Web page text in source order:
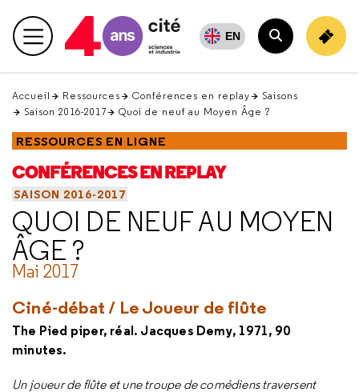
en
haut Menu principal EN
Rechercher
Accueil Ressources Conférences en replay
Saisons
Saison 2016-2017
Quoi de neuf au Moyen Âge ?
RESSOURCES EN LIGNE
CONFÉRENCES EN REPLAY
SAISON 2016-2017
QUOI DE NEUF AU MOYEN
ÂGE ?
Mai 2017
Ciné-débat / Le Joueur de flûte
The Pied piper, réal. Jacques Demy, 1971, 90
minutes.
Un joueur de flûte et une troupe de comédiens traversent